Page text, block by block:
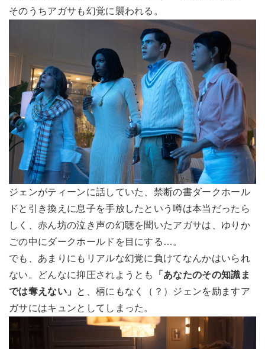
そのうちアガサも幻覚に襲われる。
ジェンがティーンに話していた、禁断の書ダークホール
ドと引き換えに息子を手放したという噂は本当だったら
しく、赤ん坊の泣き声の幻聴を聞いたアガサは、ゆりか
ごの中にダークホールドを目にする…。
でも、あまりにもリアルな幻覚に負けてなんかはいられ
ない。どんなに抑圧されようとも
「あなたのその知識ま
では奪えない」
と、柄にもなく（？）ジェンを励ますア
ガサにはキュンとしてしまった。